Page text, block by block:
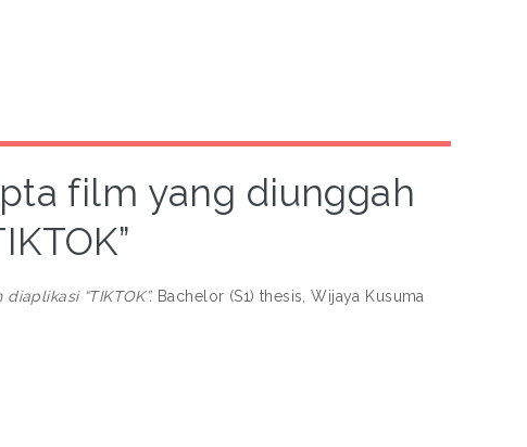
film yang diunggah
“TIKTOK”. Bachelor (S1) thesis, Wijaya Kusuma